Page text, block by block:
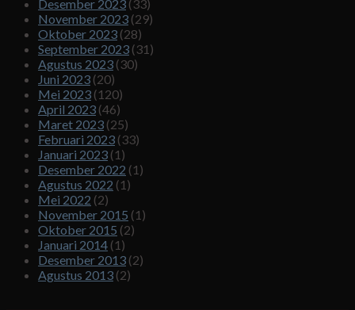
Desember 2023 (33)
November 2023 (29)
Oktober 2023 (28)
September 2023 (31)
Agustus 2023 (30)
Juni 2023 (20)
Mei 2023 (120)
April 2023 (46)
Maret 2023 (25)
Februari 2023 (33)
Januari 2023 (1)
Desember 2022 (1)
Agustus 2022 (1)
Mei 2022 (2)
November 2015 (1)
Oktober 2015 (2)
Januari 2014 (1)
Desember 2013 (2)
Agustus 2013 (2)